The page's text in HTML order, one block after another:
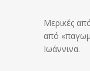
Μερικές
από
Ιωάννινα.